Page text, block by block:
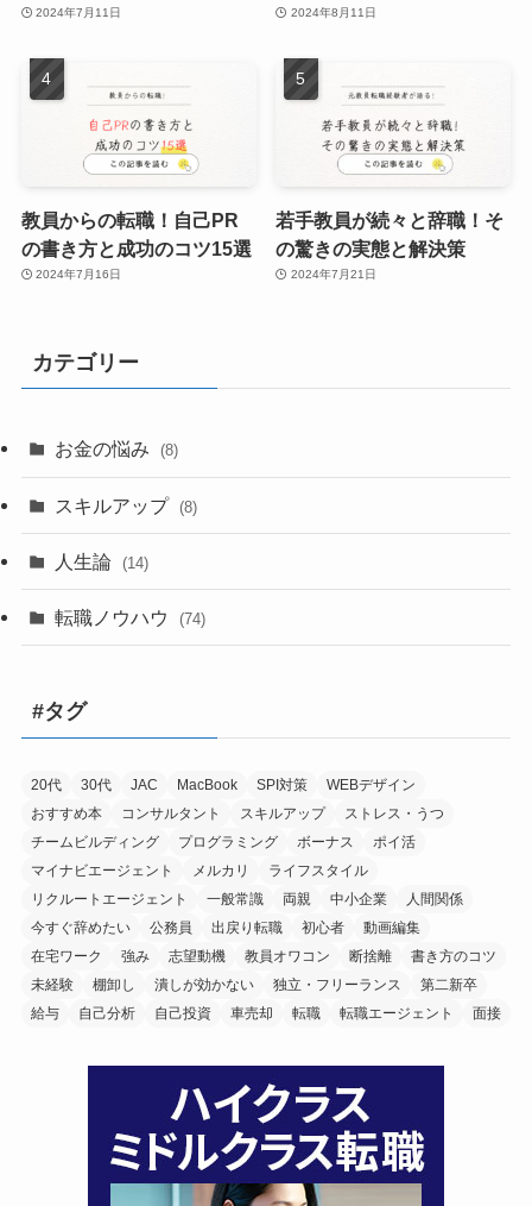
2024年7月11日 2024年8月11日
教員からの転職！自己PR
の書き方と成功のコツ15選
2024年7月16日
若手教員が続々と辞職！そ
の驚きの実態と解決策
2024年7月21日
カテゴリー
お金の悩み (8)
スキルアップ (8)
人生論 (14)
転職ノウハウ (74)
#タグ
20代 30代 JAC MacBook SPI対策
WEBデザイン
おすすめ本
コンサルタント スキルアップ
ストレス・うつ
チームビルディング
プログラミング ボーナス
ポイ活
マイナビエージェント
メルカリ
ライフスタイル
リクルートエージェント
一般常識 両親 中小企業
人間関係
今すぐ辞めたい
公務員 出戻り転職 初心者
動画編集
在宅ワーク
強み 志望動機 教員オワコン 断捨離
書き方のコツ
未経験
棚卸し 潰しが効かない 独立・フリーランス
第二新卒
給与
自己分析 自己投資 車売却 転職 転職エージェント 面接